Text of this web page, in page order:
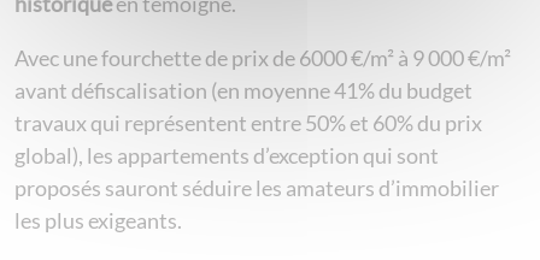
Avec une fourchette de prix de 6000 €/m² à 9 000 €/m²
avant défiscalisation (en moyenne 41% du budget
travaux qui représentent entre 50% et 60% du prix
global), les appartements d’exception qui sont
proposés sauront séduire les amateurs d’immobilier
les plus exigeants.